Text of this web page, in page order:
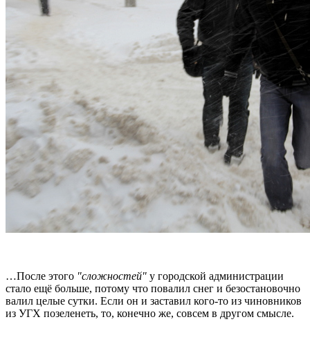
…После этого "сложностей" у городской администрации
стало ещё больше, потому что повалил снег и безостановочно
валил целые сутки. Если он и заставил кого-то из чиновников
из УГХ позеленеть, то, конечно же, совсем в другом смысле.